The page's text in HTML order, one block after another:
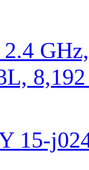
GHz,
15-